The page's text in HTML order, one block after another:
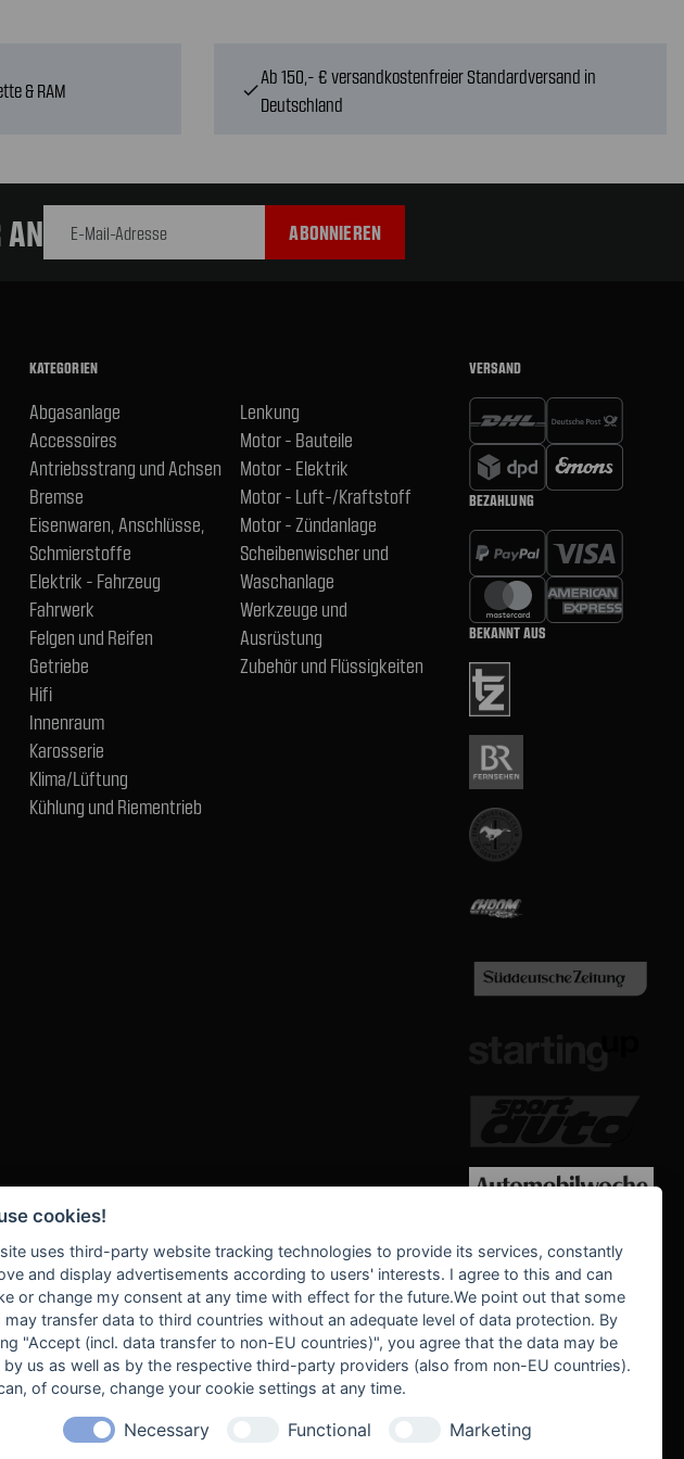
& RAM check
Ab 150,- € versandkostenfreier Standardversand in
Deutschland
AN
KATEGORIEN
Abgasanlage
Accessoires
Antriebsstrang und Achsen
Bremse
Eisenwaren, Anschlüsse,
Schmierstoffe
Elektrik - Fahrzeug
Fahrwerk
Felgen und Reifen
Getriebe
Hifi
Innenraum
Karosserie
Klima/Lüftung
Kühlung und Riementrieb
Lenkung
Motor - Bauteile
Motor - Elektrik
Motor - Luft-/Kraftstoff
Motor - Zündanlage
Scheibenwischer und
Waschanlage
Werkzeuge und
Ausrüstung
Zubehör und Flüssigkeiten
VERSAND
BEZAHLUNG
BEKANNT AUS
WE SUPPORT
cookies!
uses third-party website tracking technologies to provide its services, constantly
and display advertisements according to users' interests. I agree to this and can
or change my consent at any time with effect for the future.We point out that some
may transfer data to third countries without an adequate level of data protection. By
"Accept (incl. data transfer to non-EU countries)", you agree that the data may be
by us as well as by the respective third-party providers (also from non-EU countries).
of course, change your cookie settings at any time.
Necessary Functional Marketing